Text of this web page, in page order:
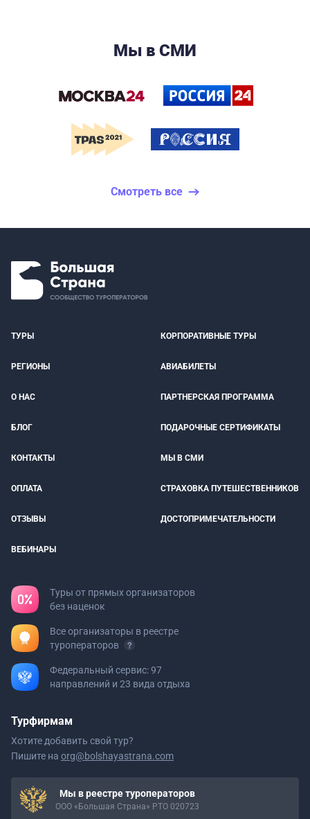
Мы в СМИ
Смотреть все
ТУРЫ КОРПОРАТИВНЫЕ ТУРЫ
РЕГИОНЫ АВИАБИЛЕТЫ
О НАС ПАРТНЕРСКАЯ ПРОГРАММА
БЛОГ ПОДАРОЧНЫЕ СЕРТИФИКАТЫ
КОНТАКТЫ МЫ В СМИ
ОПЛАТА СТРАХОВКА ПУТЕШЕСТВЕННИКОВ
ОТЗЫВЫ ДОСТОПРИМЕЧАТЕЛЬНОСТИ
ВЕБИНАРЫ
Туры от прямых организаторов
без наценок
Все организаторы в реестре
туроператоров
Федеральный сервис: 97
направлений и 23 вида отдыха
Турфирмам
Хотите добавить свой тур?
Пишите на org@bolshayastrana.com
Мы в реестре туроператоров
ООО «Большая Страна» РТО 020723